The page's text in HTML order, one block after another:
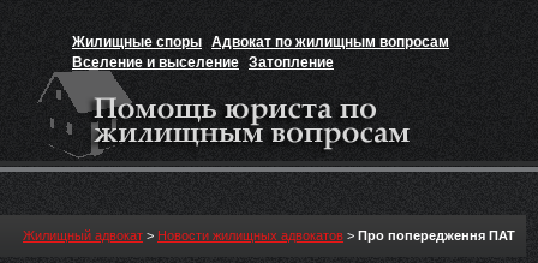
Жилищные споры Адвокат по жилищным вопросам
Вселение и выселение Затопление
Признание прав на жильё
Жилищный адвокат > Новости жилищных адвокатов > Про попередження ПАТ